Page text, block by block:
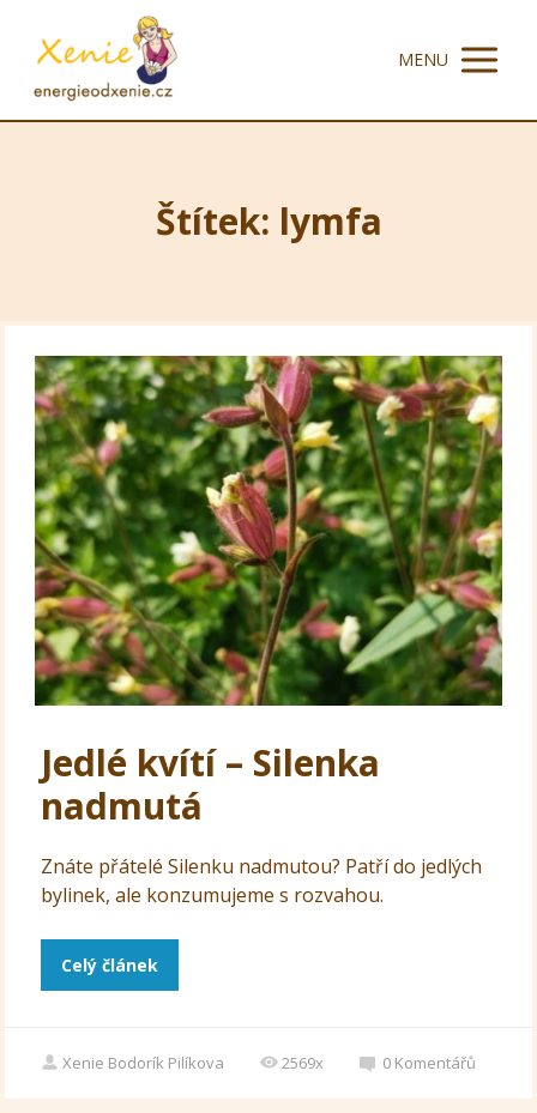
MENU
Štítek: lymfa
Jedlé kvítí – Silenka
nadmutá
Znáte přátelé Silenku nadmutou? Patří do jedlých
bylinek, ale konzumujeme s rozvahou.
Celý článek
Xenie Bodorík Pilíkova 2569x 0 Komentářů